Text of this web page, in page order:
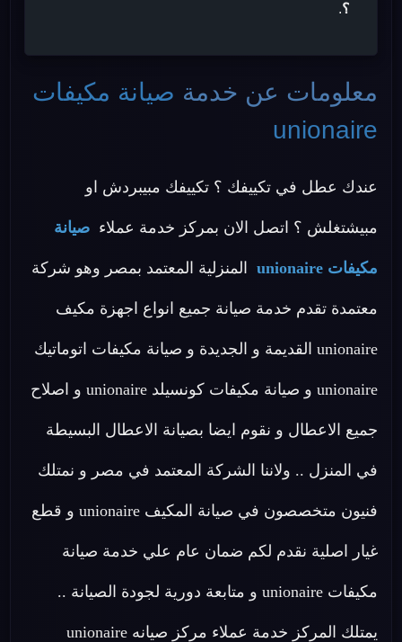
؟.
معلومات عن خدمة صيانة مكيفات
unionaire
عندك عطل في تكييفك ؟ تكييفك مبيبردش او
مبيشتغلش ؟ اتصل الان بمركز خدمة عملاء صيانة
مكيفات unionaire المنزلية المعتمد بمصر وهو شركة
معتمدة تقدم خدمة صيانة جميع انواع اجهزة مكيف
unionaire القديمة و الجديدة و صيانة مكيفات اتوماتيك
unionaire و صيانة مكيفات كونسيلد unionaire و اصلاح
جميع الاعطال و نقوم ايضا بصيانة الاعطال البسيطة
في المنزل .. ولاننا الشركة المعتمد في مصر و نمتلك
فنيون متخصصون في صيانة المكيف unionaire و قطع
غيار اصلية نقدم لكم ضمان عام علي خدمة صيانة
مكيفات unionaire و متابعة دورية لجودة الصيانة ..
يمتلك المركز خدمة عملاء مركز صيانه unionaire